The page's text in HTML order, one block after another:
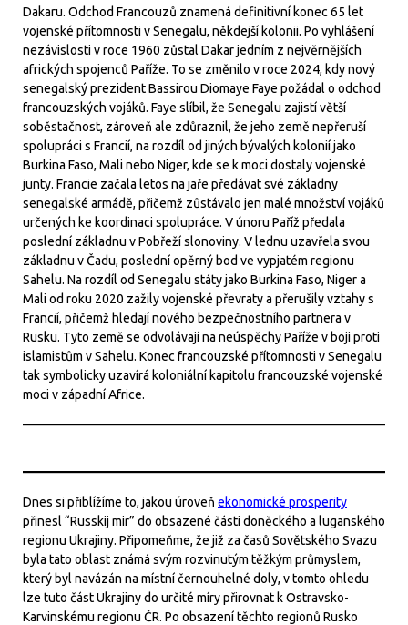
Dakaru. Odchod Francouzů znamená definitivní konec 65 let
vojenské přítomnosti v Senegalu, někdejší kolonii. Po vyhlášení
nezávislosti v roce 1960 zůstal Dakar jedním z nejvěrnějších
afrických spojenců Paříže. To se změnilo v roce 2024, kdy nový
senegalský prezident Bassirou Diomaye Faye požádal o odchod
francouzských vojáků. Faye slíbil, že Senegalu zajistí větší
soběstačnost, zároveň ale zdůraznil, že jeho země nepřeruší
spolupráci s Francií, na rozdíl od jiných bývalých kolonií jako
Burkina Faso, Mali nebo Niger, kde se k moci dostaly vojenské
junty. Francie začala letos na jaře předávat své základny
senegalské armádě, přičemž zůstávalo jen malé množství vojáků
určených ke koordinaci spolupráce. V únoru Paříž předala
poslední základnu v Pobřeží slonoviny. V lednu uzavřela svou
základnu v Čadu, poslední opěrný bod ve vypjatém regionu
Sahelu. Na rozdíl od Senegalu státy jako Burkina Faso, Niger a
Mali od roku 2020 zažily vojenské převraty a přerušily vztahy s
Francií, přičemž hledají nového bezpečnostního partnera v
Rusku. Tyto země se odvolávají na neúspěchy Paříže v boji proti
islamistům v Sahelu. Konec francouzské přítomnosti v Senegalu
tak symbolicky uzavírá koloniální kapitolu francouzské vojenské
moci v západní Africe.
Dnes si přiblížíme to, jakou úroveň ekonomické prosperity
přinesl “Russkij mir” do obsazené části doněckého a luganského
regionu Ukrajiny. Připomeňme, že již za časů Sovětského Svazu
byla tato oblast známá svým rozvinutým těžkým průmyslem,
který byl navázán na místní černouhelné doly, v tomto ohledu
lze tuto část Ukrajiny do určité míry přirovnat k Ostravsko-
Karvinskému regionu ČR. Po obsazení těchto regionů Rusko